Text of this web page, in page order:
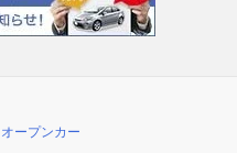
オープンカー